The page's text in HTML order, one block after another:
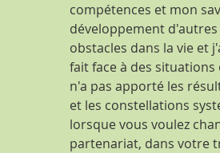
compétences et mon
développement
obstacles dans la vie et
fait face à des situations
n'a pas apporté les
et les constellations
lorsque vous voulez
partenariat, dans votre